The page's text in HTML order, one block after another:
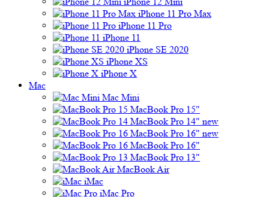
iPhone 11 Pro Max
iPhone 11 Pro
iPhone 11
iPhone SE 2020
iPhone XS
iPhone X
Mac
Mac Mini
MacBook Pro 15"
MacBook Pro 14" new
MacBook Pro 16" new
MacBook Pro 16"
MacBook Pro 13"
MacBook Air
iMac
iMac Pro